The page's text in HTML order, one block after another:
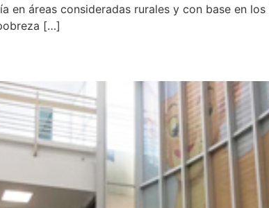
en áreas consideradas rurales y con base en
[…]